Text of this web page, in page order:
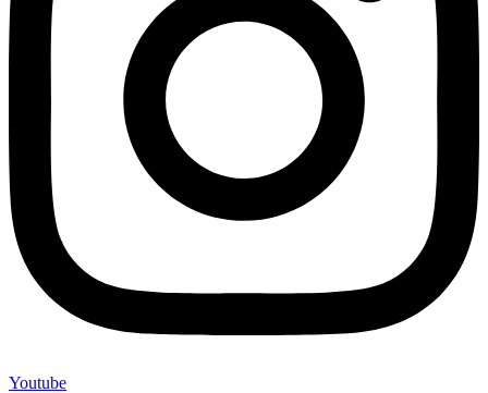
Youtube